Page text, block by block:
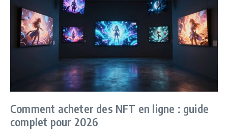
Comment acheter des NFT en ligne : guide
complet pour 2026